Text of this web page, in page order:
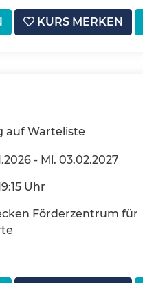
KURS MERKEN
auf Warteliste
- Mi. 03.02.2027
Uhr
Förderzentrum für